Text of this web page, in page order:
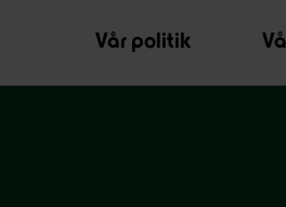
Vår politik